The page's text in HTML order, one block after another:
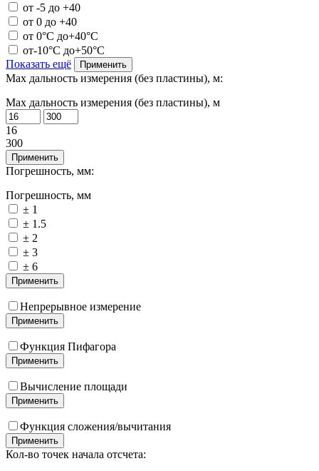
от -5 до +40
от 0 до +40
от 0°C до+40°C
от-10°C до+50°C
Показать ещё
Применить
Max дальность измерения (без пластины), м:
Max дальность измерения (без пластины), м
16
300
Применить
Погрешность, мм:
Погрешность, мм
± 1
± 1.5
± 2
± 3
± 6
Применить
Непрерывное измерение
Применить
Функция Пифагора
Применить
Вычисление площади
Применить
Функция сложения/вычитания
Применить
Кол-во точек начала отсчета: